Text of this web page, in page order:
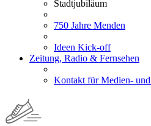
Stadtjubiläum
750 Jahre Menden
Ideen Kick-off
Zeitung, Radio & Fernsehen
Kontakt für Medien- und